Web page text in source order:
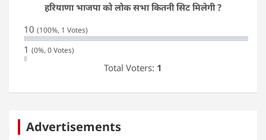
हरियाणा भाजपा को लोक सभा कितनी सिट मिलेगी ?
10 (100%, 1 Votes)
1 (0%, 0 Votes)
Total Voters: 1
Advertisements